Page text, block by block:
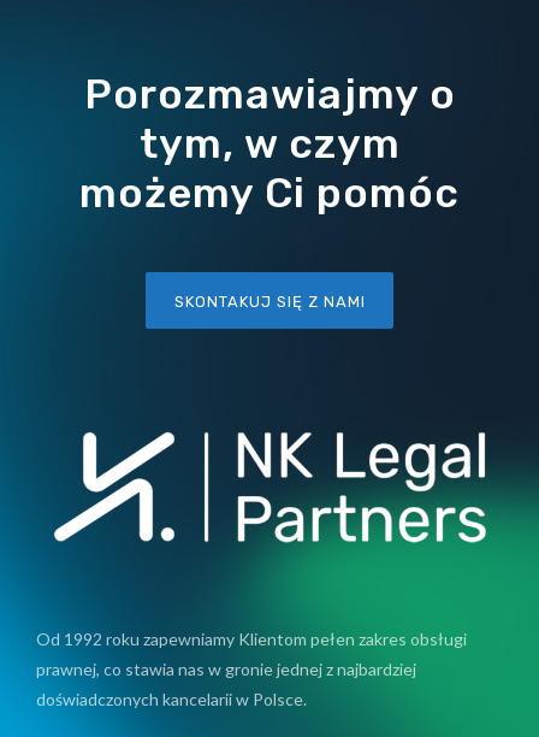
Porozmawiajmy o
tym, w czym
możemy Ci pomóc
SKONTAKUJ SIĘ Z NAMI
Od 1992 roku zapewniamy Klientom pełen zakres obsługi
prawnej, co stawia nas w gronie jednej z najbardziej
doświadczonych kancelarii w Polsce.